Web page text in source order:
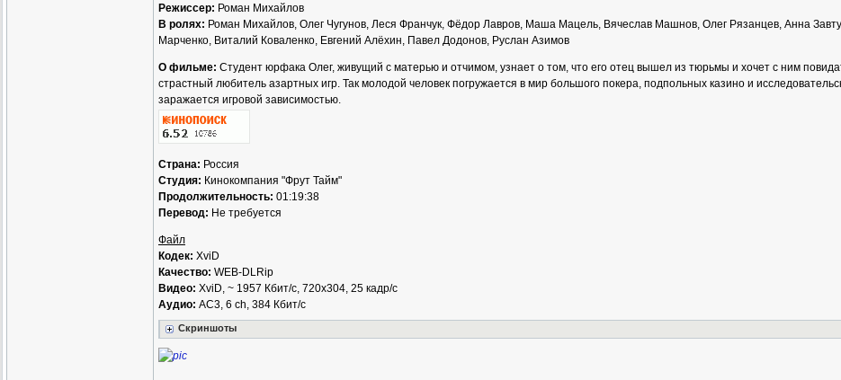
Режиссер: Роман Михайлов
В ролях: Роман Михайлов, Олег Чугунов, Леся Франчук, Фёдор Лавров, Маша Мацель, Вячеслав Машнов, Олег Рязанцев, Анна
Марченко, Виталий Коваленко, Евгений Алёхин, Павел Додонов, Руслан Азимов
О фильме: Студент юрфака Олег, живущий с матерью и отчимом, узнает о том, что его отец вышел из тюрьмы и хочет с ним
страстный любитель азартных игр. Так молодой человек погружается в мир большого покера, подпольных казино и
заражается игровой зависимостью.
Страна: Россия
Студия: Кинокомпания "Фрут Тайм"
Продолжительность: 01:19:38
Перевод: Не требуется
Файл
Кодек: XviD
Качество: WEB-DLRip
Видео: XviD, ~ 1957 Кбит/с, 720x304, 25 кадр/с
Аудио: AC3, 6 ch, 384 Кбит/с
Скриншоты